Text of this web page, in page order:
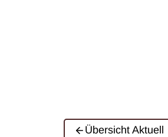
Übersicht Aktuell